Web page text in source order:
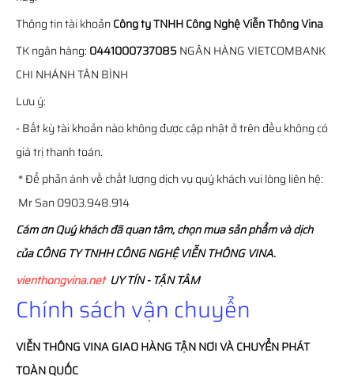
Thông tin tài khoảnCông ty TNHH Công Nghệ Viễn Thông Vina
TK ngân hàng: 0441000737085NGÂN HÀNG VIETCOMBANK
CHI NHÁNH TÂN BÌNH
Lưu ý:
- Bất kỳ tài khoản nào không được cập nhật ở trên đều không có
giá trị thanh toán.
* Để phản ánh về chất lượng dịch vụ quý khách vui lòng liên hệ:
Mr San 0903.948.914
Cám ơn Quý khách đã quan tâm, chọn mua sản phẩm và dịch
của CÔNG TY TNHH CÔNG NGHỆ VIỄN THÔNG VINA.
vienthongvina.netUY TÍN - TẬN TÂM
Chính sách vận chuyển
VIỄN THÔNGVINAGIAO HÀNG TẬN NƠI VÀ CHUYỂN PHÁT
TOÀN QUỐC